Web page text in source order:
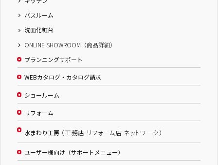
バスルーム
洗面化粧台
ONLINE SHOWROOM（商品詳細）
プランニングサポート
WEBカタログ・カタログ請求
ショールーム
リフォーム
水まわり工房 （工務店 リフォーム店 ネットワーク）
ユーザー様向け（サポートメニュー）